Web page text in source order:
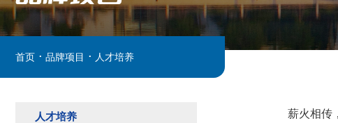
首页 . 品牌项目 . 人才培养
人才培养
薪火相传